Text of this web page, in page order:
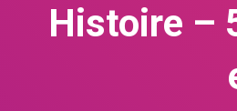
Histoire –